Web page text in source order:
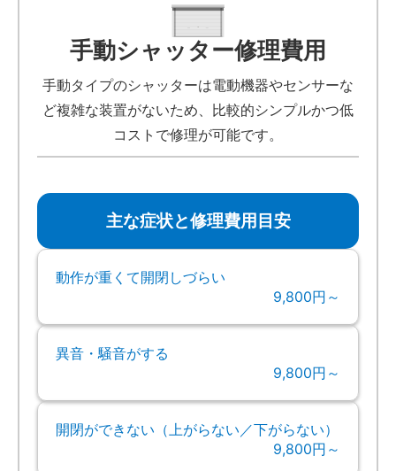
手動シャッター修理費用
手動タイプのシャッターは電動機器やセンサーな
ど複雑な装置がないため、比較的シンプルかつ低
コストで修理が可能です。
主な症状と修理費用目安
動作が重くて開閉しづらい
9,800円～
異音・騒音がする
9,800円～
開閉ができない（上がらない／下がらない）
9,800円～